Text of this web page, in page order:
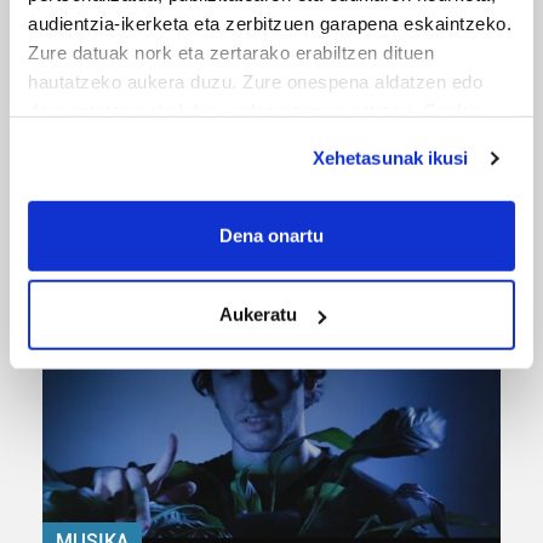
audientzia-ikerketa eta zerbitzuen garapena eskaintzeko.
Zure datuak nork eta zertarako erabiltzen dituen
hautatzeko aukera duzu. Zure onespena aldatzen edo
If you allow, we would also like to:
Collect information about your geographical
Identify your device by actively scanning it for
specific characteristics (fingerprinting)
Find out more about how your personal data is processed
and set your preferences in the details section.
Guk eta gure bazkideek zure datu pertsonalak
prozesatzen ditugu, zure IP zenbakia, besteak beste,
teknologia erabiliz, cookieak adibidez, iragarki eta eduki
Xehetasunak ikusi
Dena onartu
Aukeratu